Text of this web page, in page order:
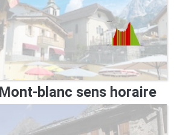
blanc sens horaire